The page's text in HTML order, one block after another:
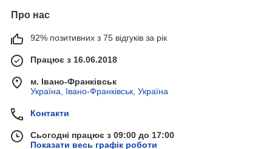
Про нас
92% позитивних з 75 відгуків за рік
Працює з 16.06.2018
м. Івано-Франківськ
Україна, Івано-Франківськ, Україна
Контакти
Сьогодні працює з 09:00 до 17:00
Показати весь графік роботи